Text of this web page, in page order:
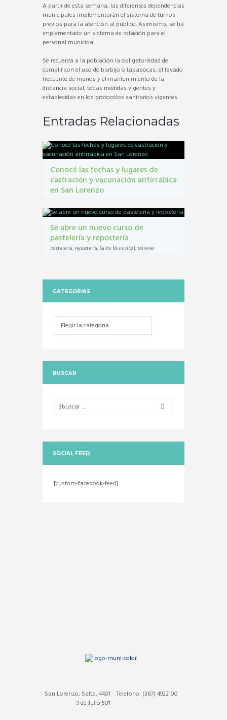
A partir de esta semana, las diferentes dependencias
municipales implementaràn el sistema de turnos
previos para la atención al público. Asimismo, se ha
implementado un sistema de rotación para el
personal municipal.
Se recuerda a la población la obligatoriedad de
cumplir con el uso de barbijo o tapabocas, el lavado
frecuente de manos y el mantenimiento de la
distancia social, todas medidas vigentes y
establecidas en los protocolos sanitarios vigentes.
Entradas Relacionadas
Conocé las fechas y lugares de
castración y vacunación antirrábica
en San Lorenzo
Se abre un nuevo curso de
pastelería y repostería
pastelería,repostería,Salón Municipal,talleres
CATEGORIAS
Categorias
BUSCAR
SOCIAL FEED
[custom-facebook-feed]
Telefono: (387) 4922100
San Lorenzo, Salta, 4401
9 de Julio 501